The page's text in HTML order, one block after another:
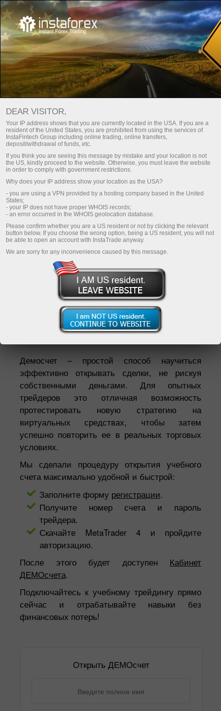
Главная Начинающим ДЕМОсчет
Открытие ДЕМОсчета
Научиться торговать на валютном рынке без рисков –
просто! Откройте демосчет в компанииИнстаТрейд,
чтобы торговать в многофункциональном терминале
MetaTrader с виртуальным депозитом. На это
понадобится всего несколько минут, после чего можно
сразу приступить к торговле более чем 300
финансовыми инструментами с реальными котировками.
Демосчет – это ваш первый шаг к успешной торговле на
валютном рынке!
Зарегистрировать личный аккаунт
Открыть торговый счет
Открыть демосчет
Екатерина Стихина
директор ИнстаТрейд ТВ*
Демосчет – простой способ научиться
эффективно открывать сделки, не рискуя
собственными деньгами. Для опытных
трейдеров это отличная возможность
протестировать новую стратегию на
виртуальных средствах, чтобы затем
успешно повторить ее в реальных торговых
условиях.
Мы сделали процедуру открытия учебного
счета максимально удобной и быстрой:
Заполните форму регистрации.
Получите номер счета и пароль
трейдера.
Скачайте MetaTrader 4 и пройдите
авторизацию.
После этого будет доступен Кабинет
ДЕМОсчета.
Подключайтесь к учебному трейдингу прямо
сейчас и отрабатывайте навыки без
финансовых потерь!
Открыть ДЕМОсчет
DEAR VISITOR,
Your IP address shows that you are currently located in the USA. If you are a
resident of the United States, you are prohibited from using the services of
InstaFintech Group including online trading, online transfers,
deposit/withdrawal of funds, etc.
If you think you are seeing this message by mistake and your location is not
the US, kindly proceed to the website. Otherwise, you must leave the website
in order to comply with government restrictions.
Why does your IP address show your location as the USA?
- you are using a VPN provided by a hosting company based in the United
States;
- your IP does not have proper WHOIS records;
- an error occurred in the WHOIS geolocation database.
Please confirm whether you are a US resident or not by clicking the relevant
button below. If you choose the wrong option, being a US resident, you will not
be able to open an account with InstaTrade anyway.
We are sorry for any inconvenience caused by this message.